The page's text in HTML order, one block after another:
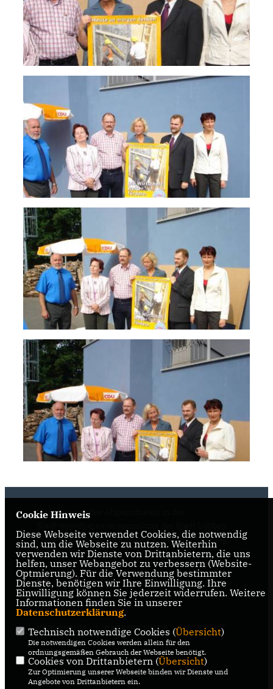
Internetseite des Abgeordneten in der
(Spreewald) sowie des Abgeordneten im Kreistag
Dahme-Spreewald
IMPRESSUM DATENSCHUTZ KONTAKT
CDU Dahme-Spreewald
CDU Brandenburg
Cookie Hinweis
Diese Webseite verwendet Cookies, die notwendig
sind, um die Webseite zu nutzen. Weiterhin
verwenden wir Dienste von Drittanbietern, die uns
helfen, unser Webangebot zu verbessern (Website-
Optmierung). Für die Verwendung bestimmter
Dienste, benötigen wir Ihre Einwilligung. Ihre
Einwilligung können Sie jederzeit widerrufen. Weitere
Informationen finden Sie in unserer
Datenschutzerklärung.
Technisch notwendige Cookies (Übersicht)
Die notwendigen Cookies werden allein für den
ordnungsgemäßen Gebrauch der Webseite benötigt.
Cookies von Drittanbietern (Übersicht)
Zur Optimierung unserer Webseite binden wir Dienste und
Angebote von Drittanbietern ein.